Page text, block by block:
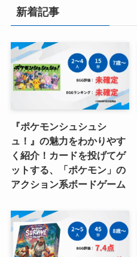
新着記事
『ポケモンシュシュシ
ュ！』の魅力をわかりやす
く紹介！カードを投げてゲ
ットする、「ポケモン」の
アクション系ボードゲーム